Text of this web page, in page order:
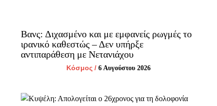
Βανς: Διχασμένο και με εμφανείς ρωγμές το
ιρανικό καθεστώς – Δεν υπήρξε
αντιπαράθεση με Νετανιάχου
Κόσμος / 6 Αυγούστου 2026